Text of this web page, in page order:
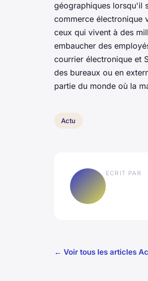
géographiques lorsqu'il
commerce électronique
ceux qui vivent à des
embaucher des
courrier électronique et
des bureaux ou en
partie du monde où la
Actu
ECRIT PAR
← Voir tous les articles